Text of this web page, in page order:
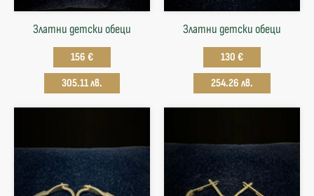
Златни детски обеци
156 €
305.11 лв.
Златни детски обеци
130 €
254.26 лв.